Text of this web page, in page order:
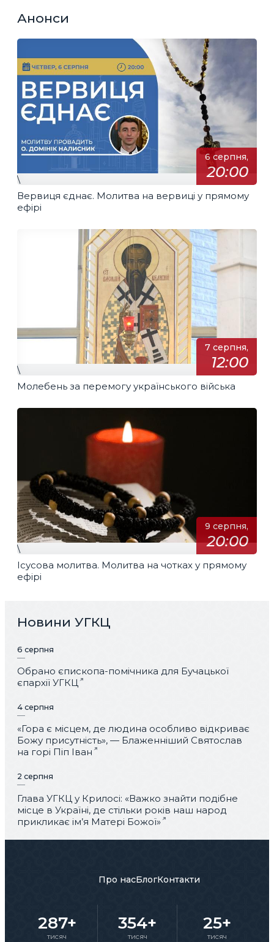
Анонси
6 серпня,
20:00
\
Вервиця єднає. Молитва на вервиці у прямому
ефірі
7 серпня,
12:00
\
Молебень за перемогу українського війська
9 серпня,
20:00
\
Ісусова молитва. Молитва на чотках у прямому
ефірі
Новини УГКЦ
6 серпня
Обрано єпископа-помічника для Бучацької
єпархії УГКЦ
4 серпня
«Гора є місцем, де людина особливо відкриває
Божу присутність», — Блаженніший Святослав
на горі Піп Іван
2 серпня
Глава УГКЦ у Крилосі: «Важко знайти подібне
місце в Україні, де стільки років наш народ
прикликає ім’я Матері Божої»
Про насБлогКонтакти
287+
тисяч
354+
тисяч
25+
тисяч